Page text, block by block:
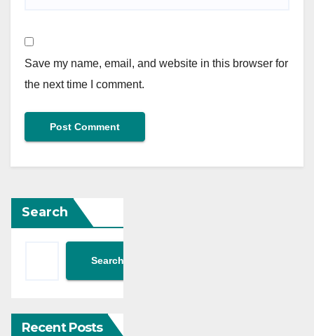
Save my name, email, and website in this browser for
the next time I comment.
Search
Search
Recent Posts